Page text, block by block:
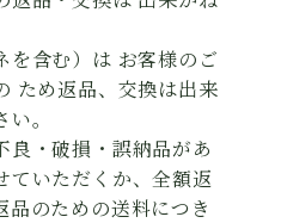
を含む）は お客様のご
ため返品、交換は出来
。
良・破損・誤納品があ
ていただくか、全額返
のための送料につき